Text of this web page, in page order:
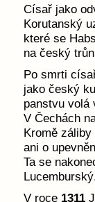
Císař jako
Korutanský
které se
na český
Po smrti
jako český
panstvu volá
V Čechách
Kromě
ani o
Ta se
V roce 1311